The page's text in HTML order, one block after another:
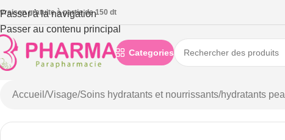
Passer à la navigation
Passer au contenu principal
gratuite à partie de 150 dt
Categories
Accueil /Visage/Soins hydratants et nourrissants/hydratants